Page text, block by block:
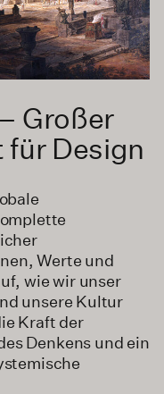
Großer
für Design
Werte und
wie wir unser
unsere Kultur
Kraft der
Denkens und ein